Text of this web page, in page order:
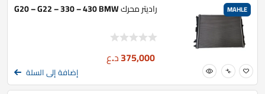
MAHLE راديتر محرك G20 – G22 – 330 – 430 BMW
375,000د.ع
إضافة إلى السلة